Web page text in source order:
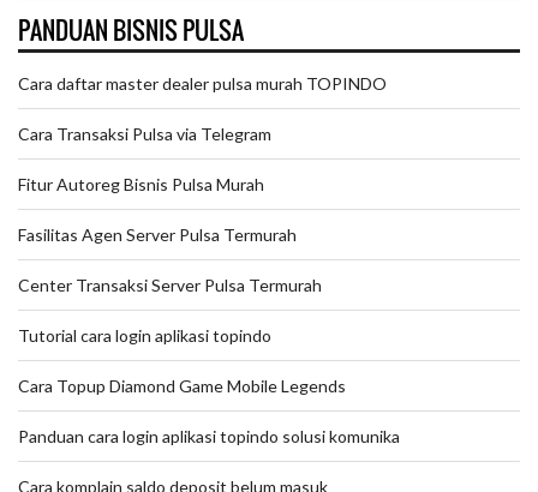
PANDUAN BISNIS PULSA
Cara daftar master dealer pulsa murah TOPINDO
Cara Transaksi Pulsa via Telegram
Fitur Autoreg Bisnis Pulsa Murah
Fasilitas Agen Server Pulsa Termurah
Center Transaksi Server Pulsa Termurah
Tutorial cara login aplikasi topindo
Cara Topup Diamond Game Mobile Legends
Panduan cara login aplikasi topindo solusi komunika
Cara komplain saldo deposit belum masuk